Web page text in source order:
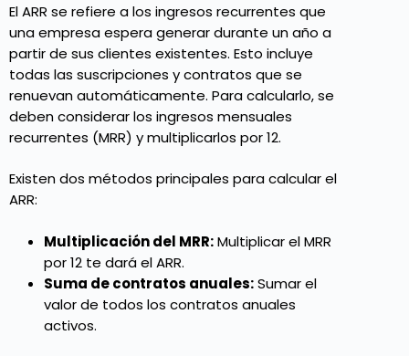
El ARR se refiere a los ingresos recurrentes que
una empresa espera generar durante un año a
partir de sus clientes existentes. Esto incluye
todas las suscripciones y contratos que se
renuevan automáticamente. Para calcularlo, se
deben considerar los ingresos mensuales
recurrentes (MRR) y multiplicarlos por 12.
Existen dos métodos principales para calcular el
ARR:
Multiplicación del MRR:Multiplicar el MRR
por 12 te dará el ARR.
Suma de contratos anuales:Sumar el
valor de todos los contratos anuales
activos.